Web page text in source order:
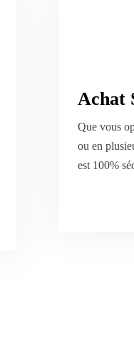
Achat
Que vous
ou en
est 100%